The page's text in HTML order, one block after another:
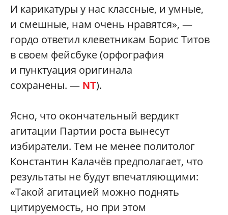
И карикатуры у нас классные, и умные,
и смешные, нам очень нравятся», —
гордо ответил клеветникам Борис Титов
в своем фейсбуке (орфография
и пунктуация оригинала
сохранены. — NT).
Ясно, что окончательный вердикт
агитации Партии роста вынесут
избиратели. Тем не менее политолог
Константин Калачёв предполагает, что
результаты не будут впечатляющими:
«Такой агитацией можно поднять
цитируемость, но при этом